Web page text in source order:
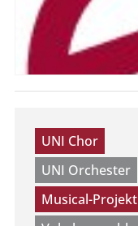
UNI Chor
UNI Orchester
Musical-Projekt